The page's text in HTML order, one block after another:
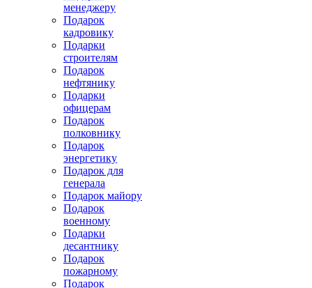
менеджеру
Подарок
кадровику
Подарки
строителям
Подарок
нефтянику
Подарки
офицерам
Подарок
полковнику
Подарок
энергетику
Подарок для
генерала
Подарок майору
Подарок
военному
Подарки
десантнику
Подарок
пожарному
Подарок